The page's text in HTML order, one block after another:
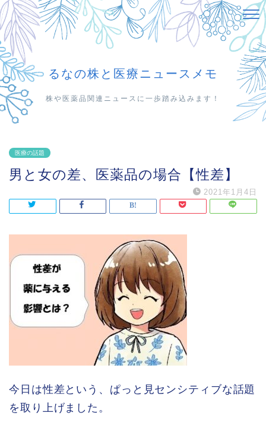
るなの株と医療ニュースメモ
株や医薬品関連ニュースに一歩踏み込みます！
医療の話題
男と女の差、医薬品の場合【性差】
2021年1月4日
今日は性差という、ぱっと見センシティブな話題
を取り上げました。